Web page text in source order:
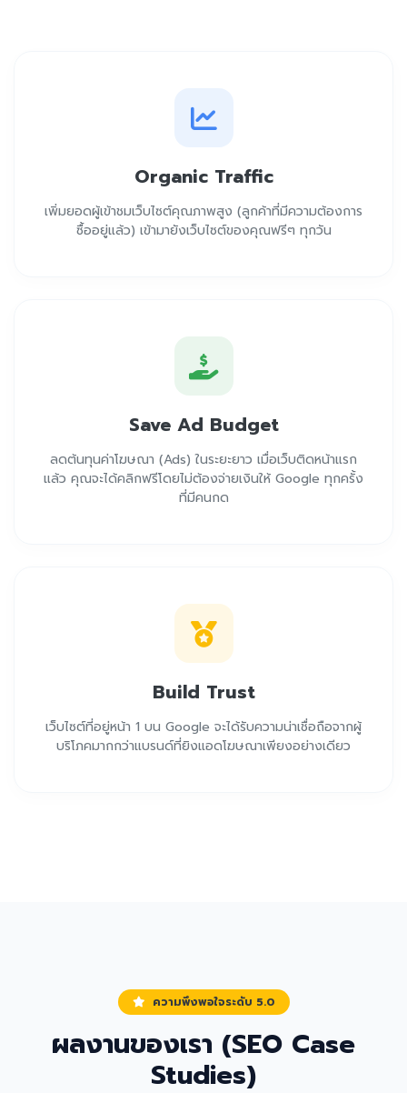
Organic Traffic
เพิ่มยอดผู้เข้าชมเว็บไซต์คุณภาพสูง (ลูกค้าที่มีความต้องการ
ซื้ออยู่แล้ว) เข้ามายังเว็บไซต์ของคุณฟรีๆ ทุกวัน
Save Ad Budget
ลดต้นทุนค่าโฆษณา (Ads) ในระยะยาว เมื่อเว็บติดหน้าแรก
แล้ว คุณจะได้คลิกฟรีโดยไม่ต้องจ่ายเงินให้ Google ทุกครั้ง
ที่มีคนกด
Build Trust
เว็บไซต์ที่อยู่หน้า 1 บน Google จะได้รับความน่าเชื่อถือจากผู้
บริโภคมากกว่าแบรนด์ที่ยิงแอดโฆษณาเพียงอย่างเดียว
ความพึงพอใจระดับ 5.0
ผลงานของเรา (SEO Case
Studies)